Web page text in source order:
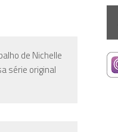
de Nichelle
série original